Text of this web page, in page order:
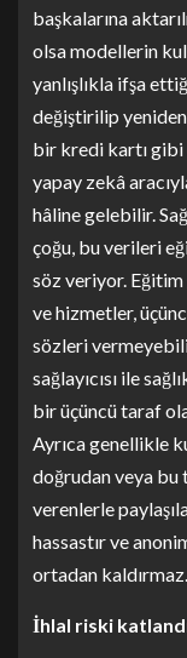
başkalarına
olsa modellerin
yanlışlıkla ifşa
değiştirilip
bir kredi kartı
yapay zekâ
hâline gelebilir.
çoğu, bu verileri
söz veriyor.
ve hizmetler,
sözleri
sağlayıcısı ile
bir üçüncü taraf
Ayrıca genellikle
doğrudan veya bu
verenlerle
hassastır ve
ortadan kaldırmaz.
İhlal riski